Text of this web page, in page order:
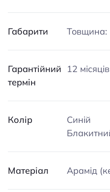
Габарити Товщина:
Гарантійний
термін
12 місяців
Колір
Синій
Матеріал Арамід